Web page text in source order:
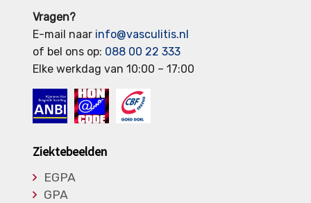
Vragen?
E-mail naar info@vasculitis.nl
of bel ons op: 088 00 22 333
Elke werkdag van 10:00 – 17:00
Ziektebeelden
EGPA
GPA